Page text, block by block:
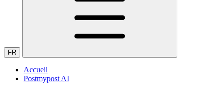
FR
Accueil
Postmypost AI